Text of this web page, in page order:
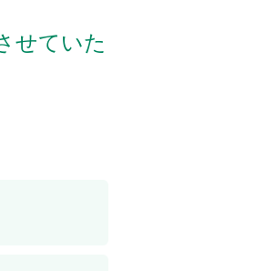
せていた